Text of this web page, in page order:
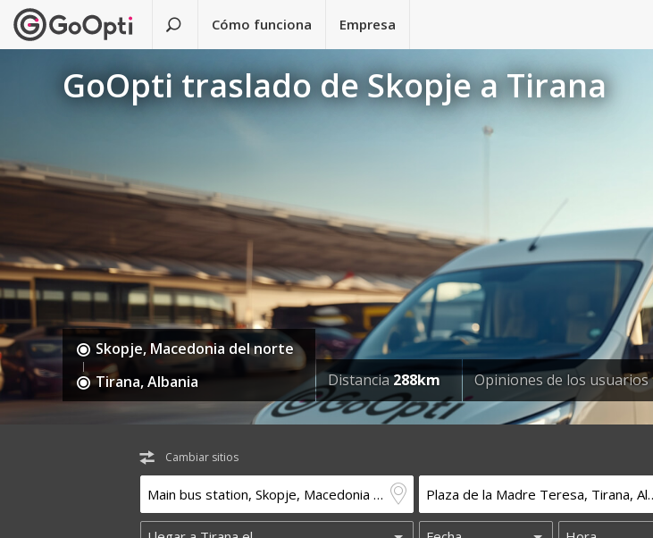
Cómo funciona Empresa
GoOpti traslado de Skopje a Tirana
Skopje, Macedonia del norte
Tirana, Albania
Distancia288km Opiniones de los usuarios
Cambiar sitios